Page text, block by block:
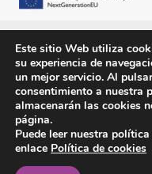
Este sitio Web utiliza
su experiencia de
un mejor servicio. Al
consentimiento a nuestra
almacenarán las cookies
página.
Puede leer nuestra
enlace Política de cookies